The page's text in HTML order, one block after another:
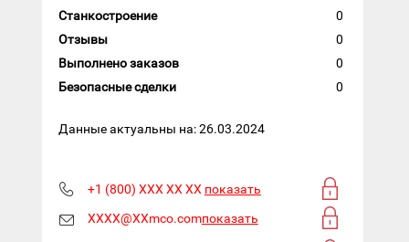
Станкостроение
0
Отзывы
0
Выполнено заказов
0
Безопасные сделки
0
Данные актуальны на: 26.03.2024
+1 (800) XXX XX XX показать
XXXX@XXmco.comпоказать